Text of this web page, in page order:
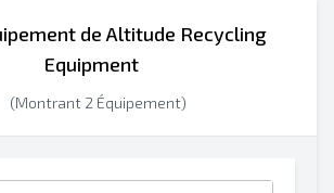
de Altitude Recycling
Equipment
(Montrant 2 Équipement)